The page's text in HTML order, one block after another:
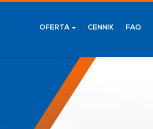
OFERTA CENNIK FAQ